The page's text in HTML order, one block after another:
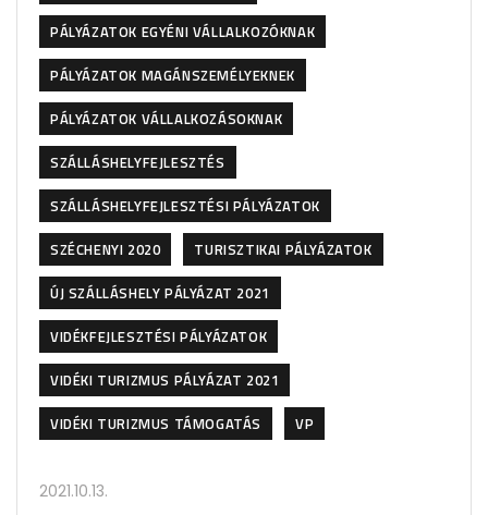
PÁLYÁZATOK EGYÉNI VÁLLALKOZÓKNAK
PÁLYÁZATOK MAGÁNSZEMÉLYEKNEK
PÁLYÁZATOK VÁLLALKOZÁSOKNAK
SZÁLLÁSHELYFEJLESZTÉS
SZÁLLÁSHELYFEJLESZTÉSI PÁLYÁZATOK
SZÉCHENYI 2020
TURISZTIKAI PÁLYÁZATOK
ÚJ SZÁLLÁSHELY PÁLYÁZAT 2021
VIDÉKFEJLESZTÉSI PÁLYÁZATOK
VIDÉKI TURIZMUS PÁLYÁZAT 2021
VIDÉKI TURIZMUS TÁMOGATÁS
VP
2021.10.13.